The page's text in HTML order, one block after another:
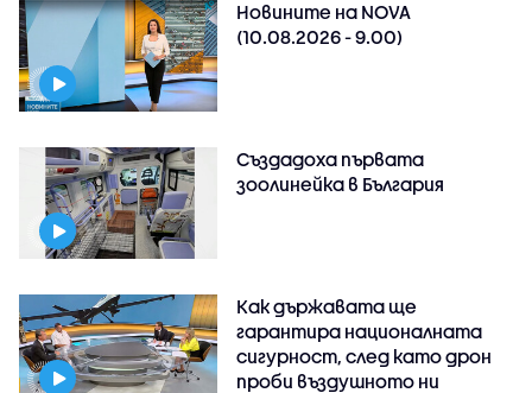
Новините на NOVA
(10.08.2026 - 9.00)
Създадоха първата
зоолинейка в България
Как държавата ще
гарантира националната
сигурност, след като дрон
проби въздушното ни